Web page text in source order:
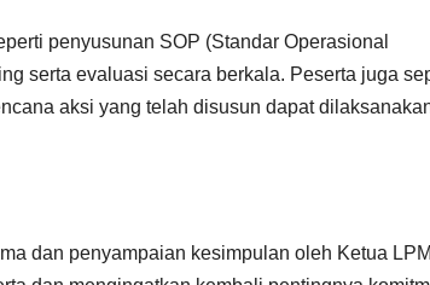
penyusunan SOP (Standar Operasional
serta evaluasi secara berkala. Peserta juga
aksi yang telah disusun dapat
dan penyampaian kesimpulan oleh Ketua LPMI